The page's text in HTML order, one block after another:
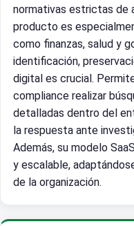
normativas estrictas de
producto es
como finanzas, salud y
identificación,
digital es crucial.
compliance realizar
detalladas dentro del
la respuesta ante
Además, su modelo
y escalable,
de la organización.